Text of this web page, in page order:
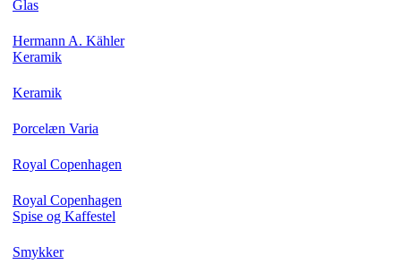
Glas
Hermann A. Kähler
Keramik
Keramik
Porcelæn Varia
Royal Copenhagen
Royal Copenhagen
Spise og Kaffestel
Smykker